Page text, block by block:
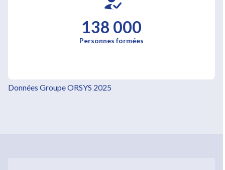
138 000
Personnes formées
Données Groupe ORSYS 2025